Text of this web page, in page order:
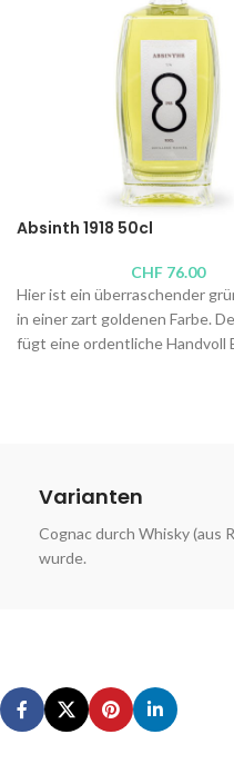
Absinth 1918 50cl
CHF76.00
Hier ist ein überraschender
in einer zart goldenen Farbe.
fügt eine ordentliche Handvoll
Brenner:Distillerie Wanner
Alkoholgehalt: 72 Vol.-%
Inhalt: 50cl,
Varianten
Cognac durch Whisky (aus
wurde.